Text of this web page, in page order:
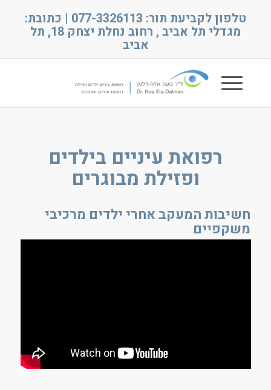
טלפון לקביעת תור: 077-3326113 | כתובת:
מגדלי תל אביב , רחוב נחלת יצחק 18, תל
אביב
רפואת עיניים בילדים
ופזילת מבוגרים
חשיבות המעקב אחרי ילדים מרכיבי
משקפיים